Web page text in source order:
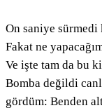
On saniye sürmedi
Fakat ne
Ve işte tam da bu
Bomba değildi
gördüm: Benden